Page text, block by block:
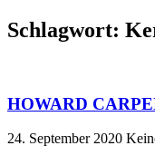
Schlagwort:
HOWARD
24. September 2020